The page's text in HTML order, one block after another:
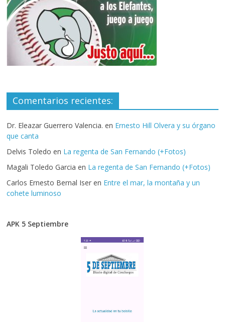
Comentarios recientes:
Dr. Eleazar Guerrero Valencia. en Ernesto Hill Olvera y su órgano
que canta
Delvis Toledo en La regenta de San Fernando (+Fotos)
Magali Toledo Garcia en La regenta de San Fernando (+Fotos)
Carlos Ernesto Bernal Iser en Entre el mar, la montaña y un
cohete luminoso
APK 5 Septiembre